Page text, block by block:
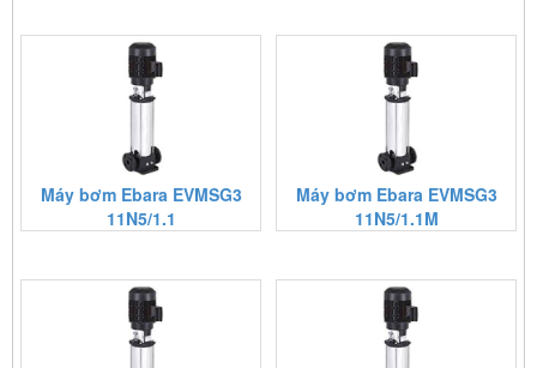
Máy bơm Ebara EVMSG3
11N5/1.1
Máy bơm Ebara EVMSG3
11N5/1.1M